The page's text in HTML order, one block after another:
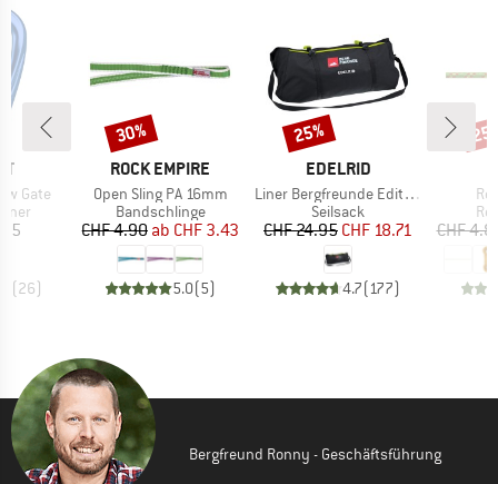
Gate
(26)
MARKE
ROCK EMPIRE
Artikel
Open Sling PA 16mm
Produktgruppe
Bandschlinge
Preis
CHF 4.90 reduzierter Preis
ab CHF 3.43
5.0(5)
Rabatt
30%
MARKE
EDELRID
Artikel
Liner Bergfreunde Edition
Produktgruppe
Seilsack
Preis
CHF 24.95reduzierter Preis
CHF 18.71
4.7(177)
Rabatt
25%
CHF
Bergfreund Ronny - Geschäftsführung